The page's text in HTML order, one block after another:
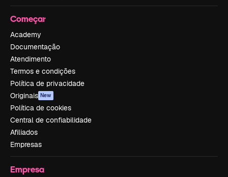
Começar
Academy
Documentação
Atendimento
Termos e condições
Política de privacidade
Originais New
Política de cookies
Central de confiabilidade
Afiliados
Empresas
Empresa